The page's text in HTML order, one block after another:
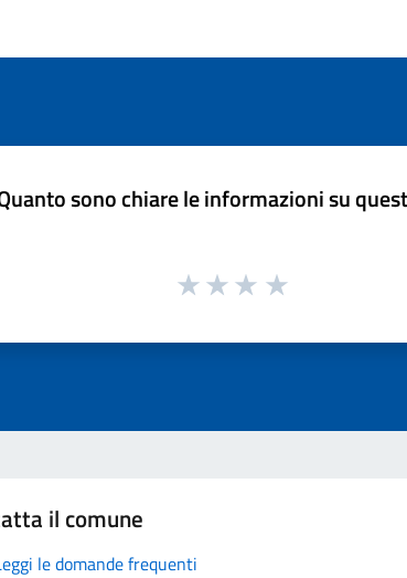
sono chiare le informazioni su
il comune
le domande frequenti